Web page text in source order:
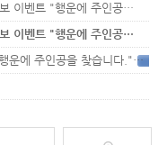
이벤트 "행운에 주인공…
이벤트 "행운에 주인공…
[무안공항 활성화] 가을전세기 홍보 이벤트 "행운에 주인공을 찾습니다."33